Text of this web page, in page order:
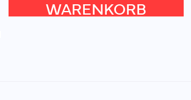
WARENKORB